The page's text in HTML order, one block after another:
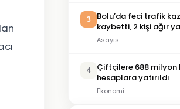
3
Bolu’da feci trafik
kaybetti, 2 kişi ağır
Asayis
4
Çiftçilere 688 milyon
hesaplara yatırıldı
Ekonomi